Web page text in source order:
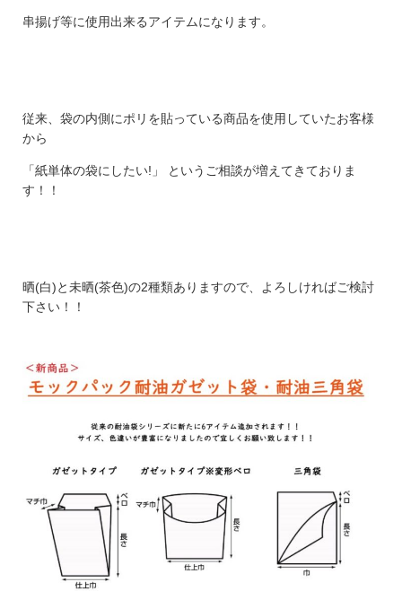
串揚げ等に使用出来るアイテムになります。
従来、袋の内側にポリを貼っている商品を使用していたお客様
から
「紙単体の袋にしたい!」 というご相談が増えてきておりま
す！！
晒(白)と未晒(茶色)の2種類ありますので、よろしければご検討
下さい！！